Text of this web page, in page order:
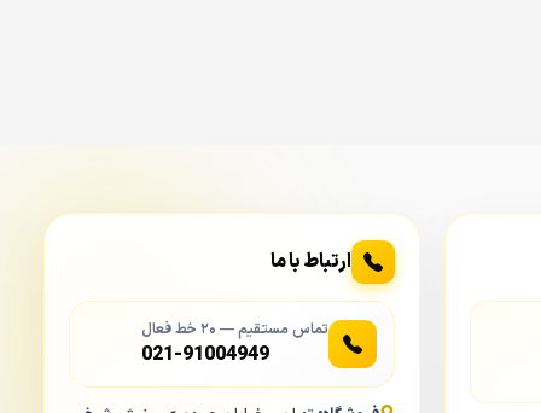
ارتباط با ما
تماس مستقیم — ۲۰ خط فعال
021-91004949